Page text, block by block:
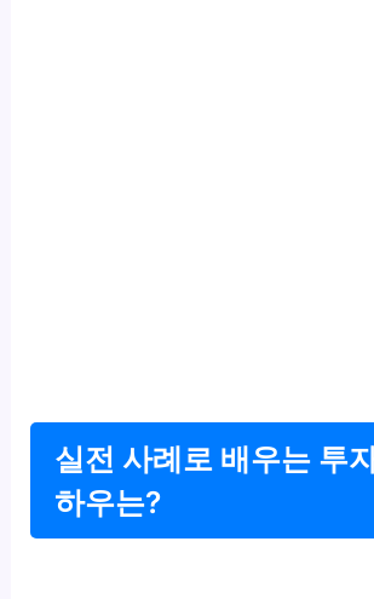
실전 사례로 배우는 투
하우는?